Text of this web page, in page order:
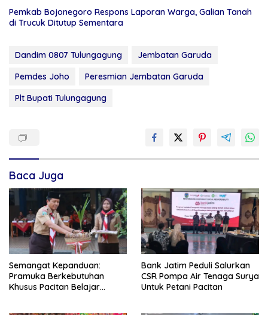
Pemkab Bojonegoro Respons Laporan Warga, Galian Tanah
di Trucuk Ditutup Sementara
Dandim 0807 Tulungagung
Jembatan Garuda
Pemdes Joho
Peresmian Jembatan Garuda
Plt Bupati Tulungagung
Baca Juga
Semangat Kepanduan:
Pramuka Berkebutuhan
Khusus Pacitan Belajar
Bank Jatim Peduli Salurkan
CSR Pompa Air Tenaga Surya
Untuk Petani Pacitan